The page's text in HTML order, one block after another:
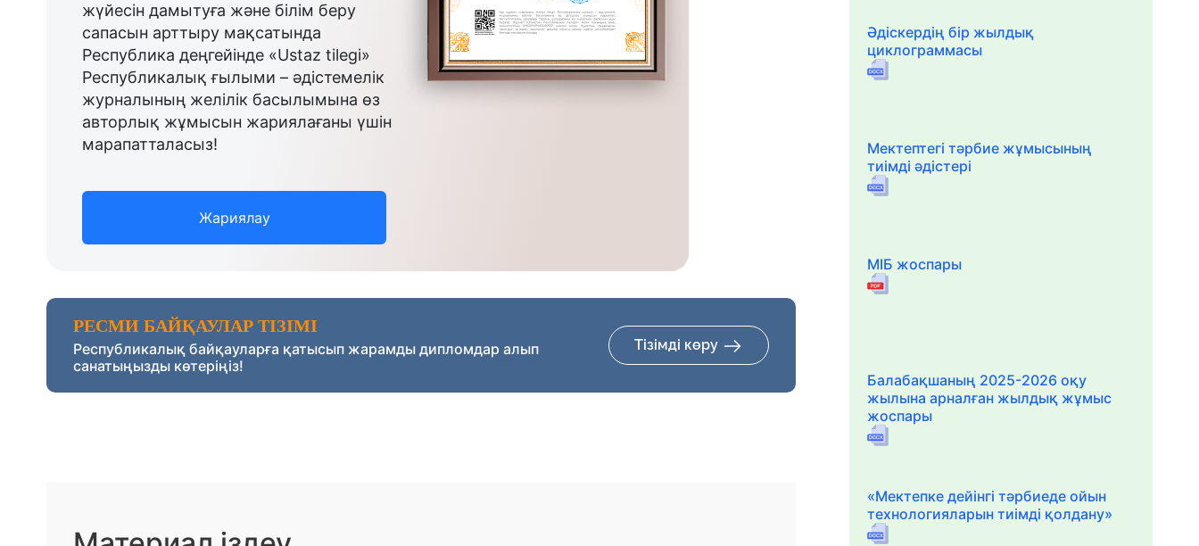
жүйесін дамытуға және білім беру
сапасын арттыру мақсатында
Республика деңгейінде «Ustaz tilegi»
Республикалық ғылыми – әдістемелік
журналының желілік басылымына өз
авторлық жұмысын жариялағаны үшін
марапатталасыз!
Жариялау
РЕСМИ БАЙҚАУЛАР ТІЗІМІ
Республикалық байқауларға қатысып жарамды дипломдар алып
санатыңызды көтеріңіз!
Тізімді көру
Әдіскердің бір жылдық
циклограммасы
Мектептегі тәрбие жұмысының
тиімді әдістері
МІБ жоспары
Балабақшаның 2025-2026 оқу
жылына арналған жылдық жұмыс
жоспары
«Мектепке дейінгі тәрбиеде ойын
технологияларын тиімді қолдану»